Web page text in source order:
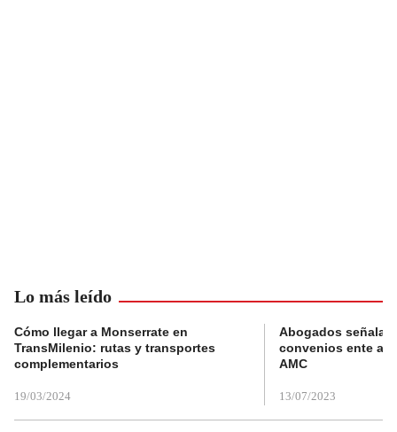
Lo más leído
Cómo llegar a Monserrate en
TransMilenio: rutas y transportes
complementarios
19/03/2024
Abogados
convenios ente
AMC
13/07/2023